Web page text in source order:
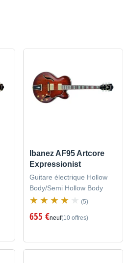
Ibanez AF95 Artcore
Expressionist
Guitare électrique Hollow
Body/Semi Hollow Body
(5)
655 €neuf(10 offres)